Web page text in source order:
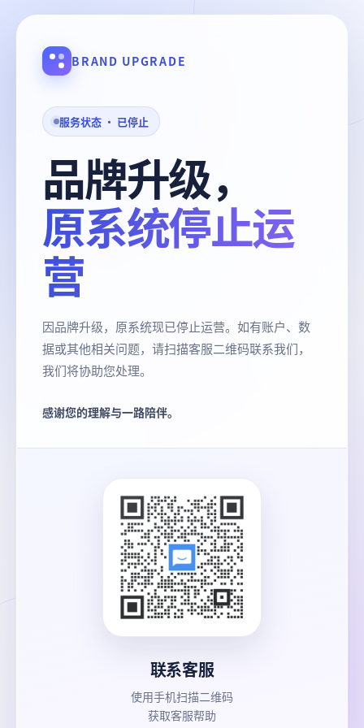
BRAND UPGRADE
服务状态 · 已停止
品牌升级，
原系统停止运
营
因品牌升级，原系统现已停止运营。如有账户、数
据或其他相关问题，请扫描客服二维码联系我们，
我们将协助您处理。
感谢您的理解与一路陪伴。
联系客服
使用手机扫描二维码
获取客服帮助